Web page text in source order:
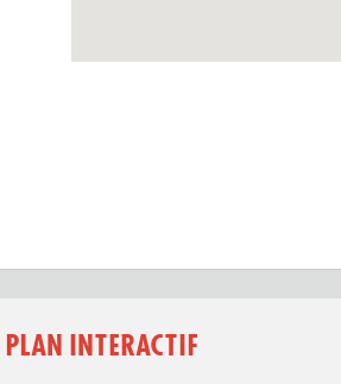
PLAN INTERACTIF